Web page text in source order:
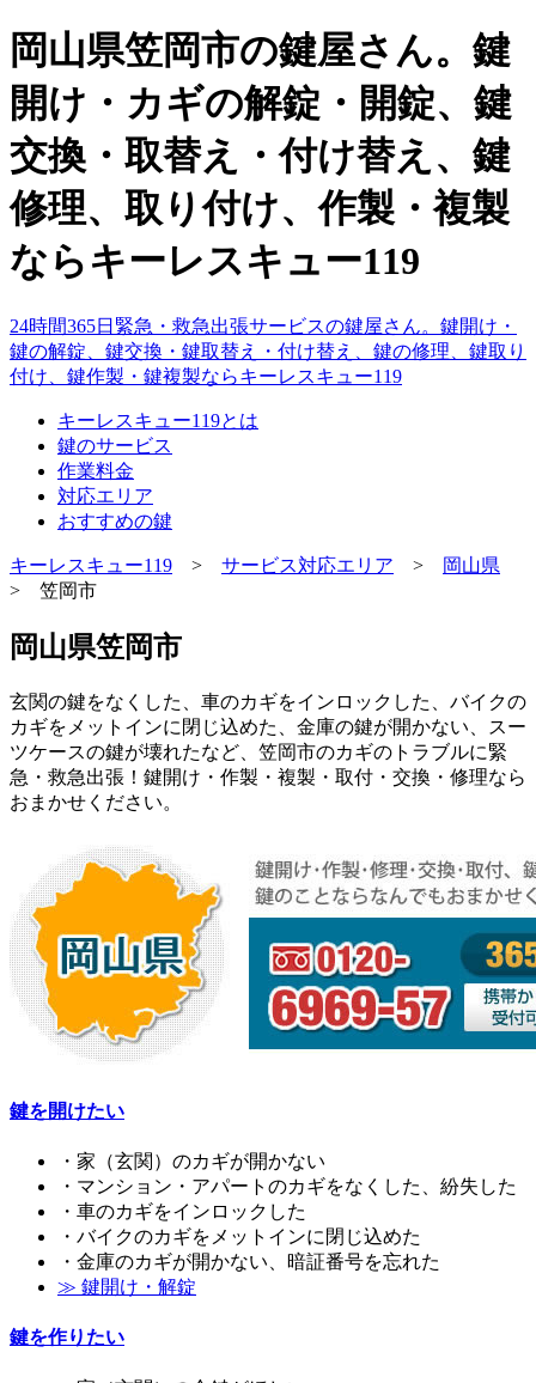
岡山県笠岡市の鍵屋さん。鍵
開け・カギの解錠・開錠、鍵
交換・取替え・付け替え、鍵
修理、取り付け、作製・複製
ならキーレスキュー119
24時間365日緊急・救急出張サービスの鍵屋さん。鍵開け・
鍵の解錠、鍵交換・鍵取替え・付け替え、鍵の修理、鍵取り
付け、鍵作製・鍵複製ならキーレスキュー119
キーレスキュー119とは
鍵のサービス
作業料金
対応エリア
おすすめの鍵
キーレスキュー119 > サービス対応エリア >
岡山県
> 笠岡市
岡山県笠岡市
玄関の鍵をなくした、車のカギをインロックした、バイクの
カギをメットインに閉じ込めた、金庫の鍵が開かない、スー
ツケースの鍵が壊れたなど、笠岡市のカギのトラブルに緊
急・救急出張！鍵開け・作製・複製・取付・交換・修理なら
おまかせください。
鍵を開けたい
・家（玄関）のカギが開かない
・マンション・アパートのカギをなくした、紛失した
・車のカギをインロックした
・バイクのカギをメットインに閉じ込めた
・金庫のカギが開かない、暗証番号を忘れた
≫ 鍵開け・解錠
鍵を作りたい